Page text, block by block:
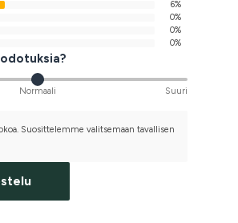
6%
0%
0%
0%
Normaali Suuri
Suosittelemme valitsemaan tavallisen